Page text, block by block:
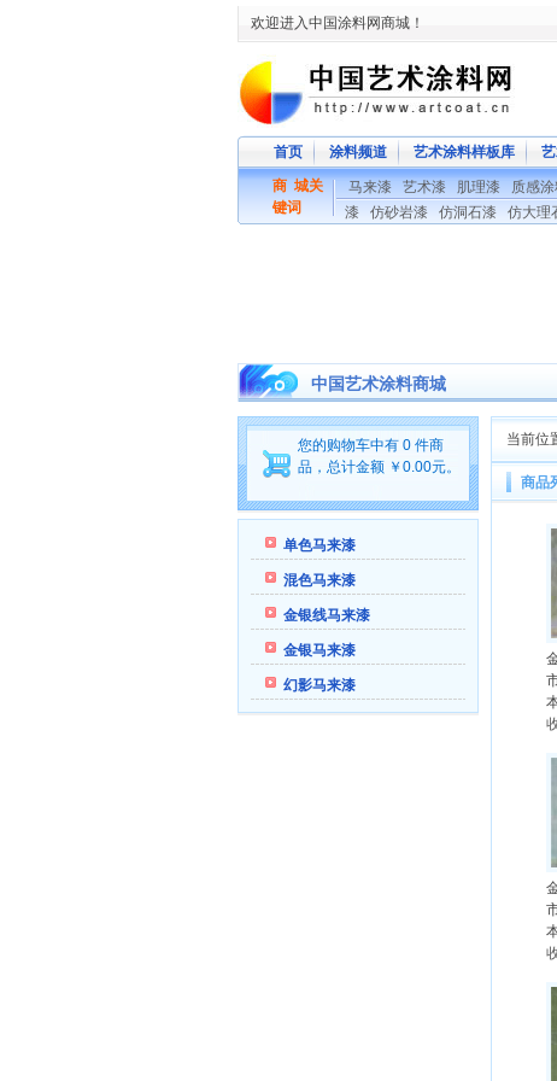
欢迎进入中国涂料网商城！
首页 涂料频道 艺术涂料样板库
商 城关
键词
马来漆 艺术漆 肌理漆 质感
漆
仿砂岩漆 仿洞石漆 仿大理
中国艺术涂料商城
您的购物车中有 0 件商
品，总计金额 ￥0.00元。
单色马来漆
混色马来漆
金银线马来漆
金银马来漆
幻影马来漆
当前位
商品